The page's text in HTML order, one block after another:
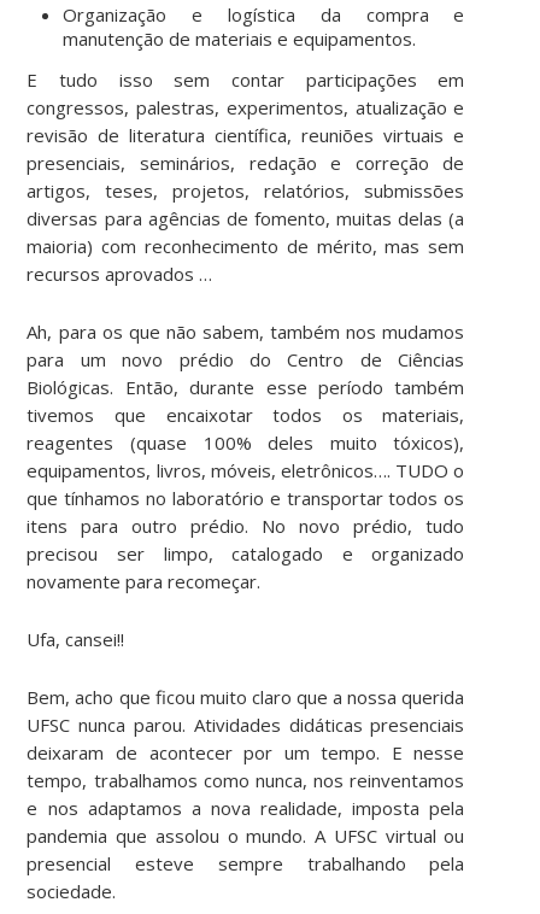
Organização e logística da compra e
manutenção de materiais e equipamentos.
E tudo isso sem contar participações em
congressos, palestras, experimentos, atualização e
revisão de literatura científica, reuniões virtuais e
presenciais, seminários, redação e correção de
artigos, teses, projetos, relatórios, submissões
diversas para agências de fomento, muitas delas (a
maioria) com reconhecimento de mérito, mas sem
recursos aprovados …
Ah, para os que não sabem, também nos mudamos
para um novo prédio do Centro de Ciências
Biológicas. Então, durante esse período também
tivemos que encaixotar todos os materiais,
reagentes (quase 100% deles muito tóxicos),
equipamentos, livros, móveis, eletrônicos…. TUDO o
que tínhamos no laboratório e transportar todos os
itens para outro prédio. No novo prédio, tudo
precisou ser limpo, catalogado e organizado
novamente para recomeçar.
Ufa, cansei!!
Bem, acho que ficou muito claro que a nossa querida
UFSC nunca parou. Atividades didáticas presenciais
deixaram de acontecer por um tempo. E nesse
tempo, trabalhamos como nunca, nos reinventamos
e nos adaptamos a nova realidade, imposta pela
pandemia que assolou o mundo. A UFSC virtual ou
presencial esteve sempre trabalhando pela
sociedade.